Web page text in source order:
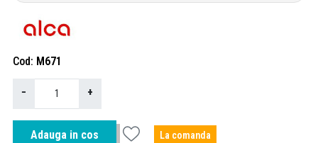
Cod M671
− +
Adauga in cos La comanda